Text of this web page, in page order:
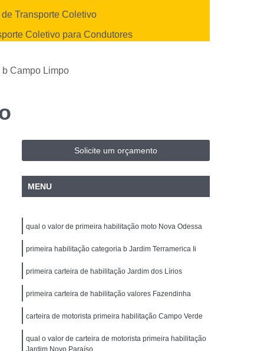
Transporte Coletivo
Coletivo para Condutores
Coletivo para Condutores
Condutores
Curso de Transporte de Passageiros
Atualização
Carta de Carro e Moto
e Carro
Carteira de Motorista Carro e Moto
e Motos
Carro e Moto Americana
II
Habilitação Carro Moto
de Habilitação Cassada e Vencida
Cnh Cassada Cidade Jardim II
Reabilitação
Cnh Suspensa e Cassada
e Vencida
Cnh Primeira Habilitação
Campo Limpo
Solicite um orçamento
MENU
qual o valor de primeira habilitação moto Nova Odessa
primeira habilitação categoria b Jardim Terramerica Ii
primeira carteira de habilitação Jardim dos Lírios
primeira carteira de habilitação valores Fazendinha
carteira de motorista primeira habilitação Campo Verde
qual o valor de carteira de motorista primeira habilitação
Jardim Novo Paraíso